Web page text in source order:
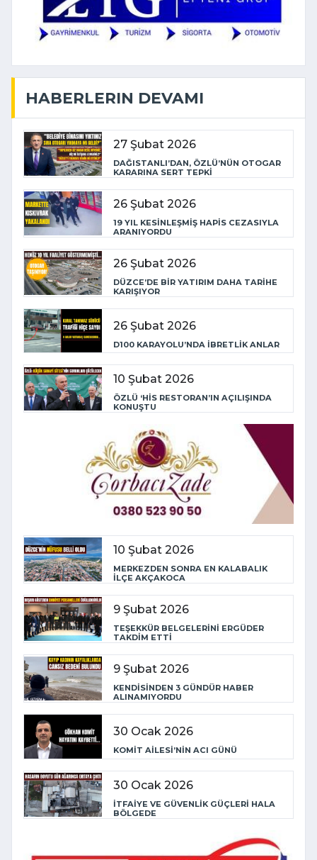
HABERLERIN DEVAMI
27 Şubat 2026
DAĞISTANLI’DAN, ÖZLÜ’NÜN OTOGAR
KARARINA SERT TEPKİ
26 Şubat 2026
19 YIL KESİNLEŞMİŞ HAPİS CEZASIYLA
ARANIYORDU
26 Şubat 2026
DÜZCE’DE BİR YATIRIM DAHA TARİHE
KARIŞIYOR
26 Şubat 2026
D100 KARAYOLU’NDA İBRETLİK ANLAR
10 Şubat 2026
ÖZLÜ ‘HİS RESTORAN’IN AÇILIŞINDA
KONUŞTU
10 Şubat 2026
MERKEZDEN SONRA EN KALABALIK
İLÇE AKÇAKOCA
9 Şubat 2026
TEŞEKKÜR BELGELERİNİ ERGÜDER
TAKDİM ETTİ
9 Şubat 2026
KENDİSİNDEN 3 GÜNDÜR HABER
ALINAMIYORDU
30 Ocak 2026
KOMİT AİLESİ’NİN ACI GÜNÜ
30 Ocak 2026
İTFAİYE VE GÜVENLİK GÜÇLERİ HALA
BÖLGEDE